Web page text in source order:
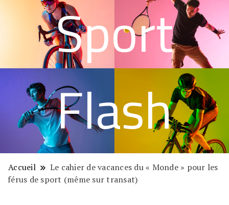
Sport
Flash
Accueil
Le cahier de vacances du « Monde » pour les
férus de sport (même sur transat)